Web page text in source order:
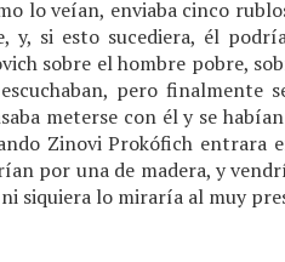
lo veían, enviaba cinco
y, si esto sucediera, él
sobre el hombre pobre,
pero finalmente
meterse con él y se
Zinovi Prokófich entrara
por una de madera, y
siquiera lo miraría al muy